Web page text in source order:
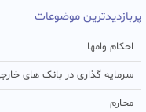
پربازدیدترین موضوعات
احکام وامها
سرمایه گذاری در بانک های
محارم